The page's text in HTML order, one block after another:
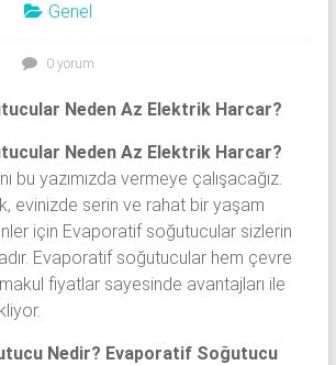
Genel
0 yorum
Neden Az Elektrik Harcar?
Neden Az Elektrik Harcar?
bu yazımızda vermeye çalışacağız.
evinizde serin ve rahat bir yaşam
için Evaporatif soğutucular sizlerin
Evaporatif soğutucular hem çevre
fiyatlar sayesinde avantajları ile
Nedir? Evaporatif Soğutucu